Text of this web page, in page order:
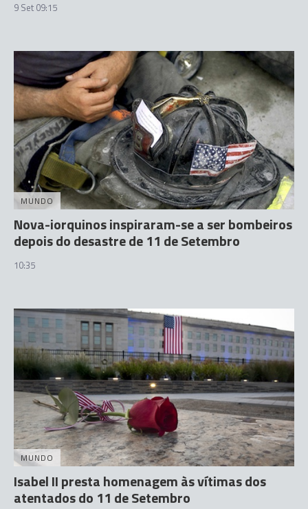
9 Set 09:15
MUNDO
Nova-iorquinos inspiraram-se a ser bombeiros
depois do desastre de 11 de Setembro
10:35
MUNDO
Isabel II presta homenagem às vítimas dos
atentados do 11 de Setembro